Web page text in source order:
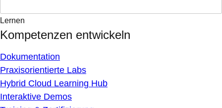
Lernen
Kompetenzen entwickeln
Dokumentation
Praxisorientierte Labs
Hybrid Cloud Learning Hub
Interaktive Demos